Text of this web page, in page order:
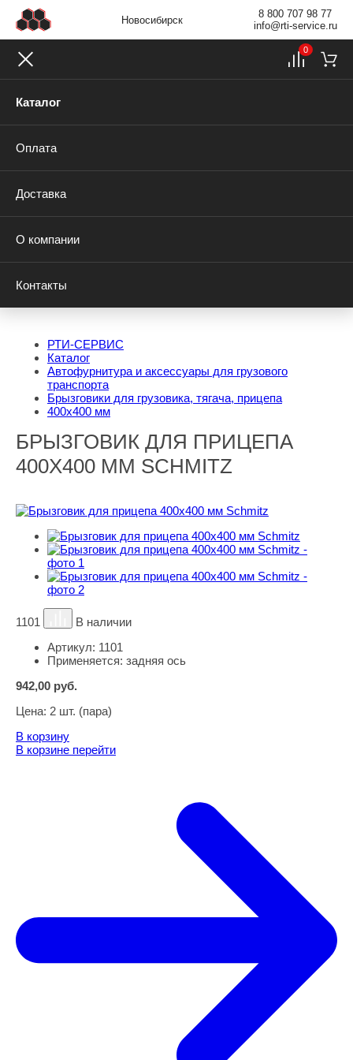
Новосибирск
8 800 707 98 77
info@rti-service.ru
Каталог
Оплата
Доставка
О компании
Контакты
0
РТИ-СЕРВИС
Каталог
Автофурнитура и аксессуары для грузового
транспорта
Брызговики для грузовика, тягача, прицепа
400х400 мм
БРЫЗГОВИК ДЛЯ ПРИЦЕПА
400Х400 ММ SCHMITZ
1101
В наличии
Артикул: 1101
Применяется: задняя ось
942,00 руб.
Цена: 2 шт. (пара)
В корзину
В корзине перейти